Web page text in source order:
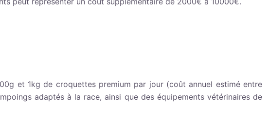
et 1kg de croquettes premium par jour (coût annuel estimé entre
adaptés à la race, ainsi que des équipements vétérinaires de